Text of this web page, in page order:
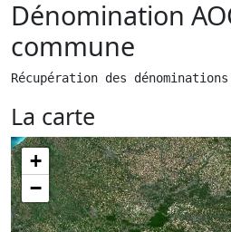
Dénomination
commune
Récupération des
La carte
+
−